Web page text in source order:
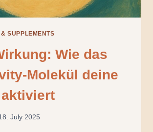
SUPPLEMENTS
Wie das
Molekül deine
July 2025